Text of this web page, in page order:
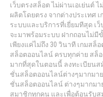
เว็บตรงสล็อต ไม่ผ่านเอเย่นต์
ผลิตโดยตรง จากต่างประเทศ
ระบบและบริการที่เยี่ยมทีสุด เ
จะมาพร้อมระบบ ฝากถอนไม่มี
เพียงแค่ไม่ถึง 30 วินาที เกมสล็
สล็อตออนไลน์ ครบทุกค่าย สล็
มากที่สุดในตอนนี้ ลงทะเบียน
ชั่นสล็อตออนไลน์ต่างๆมากมา
ชั่นสล็อตออนไลน์ ต่างๆมากมา
สมาชิกทุกคน และเพื่อต้อนรับ